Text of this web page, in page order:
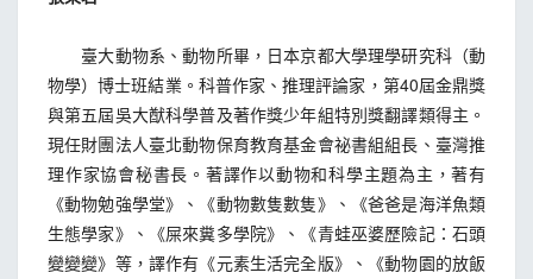
臺大動物系、動物所畢，日本京都大學理學研究科（動
物學）博士班結業。科普作家、推理評論家，第40屆金鼎獎
與第五屆吳大猷科學普及著作獎少年組特別獎翻譯類得主。
現任財團法人臺北動物保育教育基金會祕書組組長、臺灣推
理作家協會秘書長。著譯作以動物和科學主題為主，著有
《動物勉強學堂》、《動物數隻數隻》、《爸爸是海洋魚類
生態學家》、《屎來糞多學院》、《青蛙巫婆歷險記：石頭
變變變》等，譯作有《元素生活完全版》、《動物園的放飯